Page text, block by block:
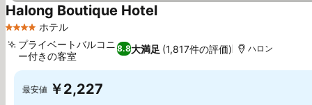
4 ホテルのランク
ホテル
Halong Boutique Hotel料金を表示
8.8大満足 (1,817件の評価)
プライベートバルコニ
ー付きの客室
ハロン
最安値 ￥2,227